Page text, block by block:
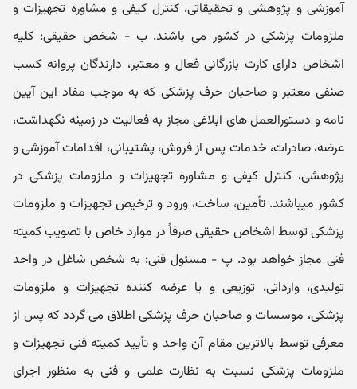
آموزشی و پژوھشی و تحقیقاتی، کنترل کیفی و مشاوره تجھیزات و
ملزومات پزشکی در کشور می باشند. ب - شخص حقیقی: کلیه
اشخاص دارای کارت بازرگانی فعال و معتبر، دارندگان پروانه کسب
صنفی معتبر و صاحبان حرف پزشکی که به موجب مفاد این آیین
نامه و دستورالعمل ھای ابلاغی مجاز به فعالیت در زمینه نگھداشت،
عرضه، صادرات، خدمات پس از فروش، پشتیبانی، اقدامات آموزشی و
پژوھشی، کنترل کیفی و مشاوره تجھیزات و ملزومات پزشکی در
کشور میباشند. تأمین، ساخت، ورود و ترخیص تجھیزات و ملزومات
پزشکی توسط اشخاص حقیقی صرفاً در موارد خاص با تصویب کمیته
فنی مجاز خواھد بود. پ - مسئول فنی: به شخص شاغل در واحد
تولیدی، وارداتی، توزیعی و یا عرضه کننده تجھیزات و ملزومات
پزشکی، موسسات و صاحبان حرف پزشکی اطلاق می گردد که پس از
معرفی توسط بالاترین مقام آن واحد و تأیید کمیته فنی تجھیزات و
ملزومات پزشکی نسبت به نظارت علمی و فنی به منظور اجرای